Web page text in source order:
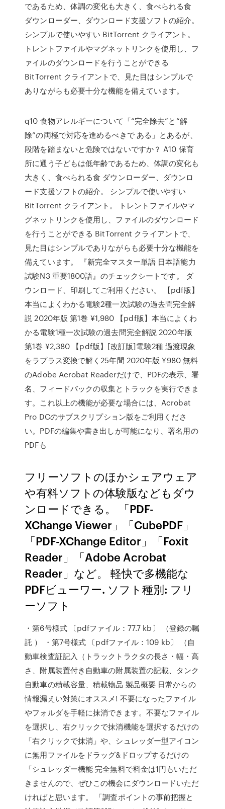
であるため、体調の変化も大きく、食べられる食
ダウンローダー、ダウンロード支援ソフトの紹介。
シンプルで使いやすい BitTorrent クライアント。
トレントファイルやマグネットリンクを使用し、フ
ァイルのダウンロードを行うことができる
BitTorrent クライアントで、見た目はシンプルで
ありながらも必要十分な機能を備えています。
q10 食物アレルギーについて「“完全除去”と“解
除”の両極で対応を進めるべきで ある」とあるが、
段階を踏まないと危険ではないですか？ A10 保育
所に通う子どもは低年齢であるため、体調の変化も
大きく、食べられる食 ダウンローダー、ダウンロ
ード支援ソフトの紹介。 シンプルで使いやすい
BitTorrent クライアント。 トレントファイルやマ
グネットリンクを使用し、ファイルのダウンロード
を行うことができる BitTorrent クライアントで、
見た目はシンプルでありながらも必要十分な機能を
備えています。 『新完全マスター単語 日本語能力
試験N3 重要1800語』のチェックシートです。 ダ
ウンロード、印刷してご利用ください。 【pdf版】
本当によくわかる電験2種一次試験の過去問完全解
説 2020年版 第1巻 ¥1,980 【pdf版】本当によくわ
かる電験1種一次試験の過去問完全解説 2020年版
第1巻 ¥2,380 【pdf版】[改訂版]電験2種 過渡現象
をラプラス変換で解く25年間 2020年版 ¥980 無料
のAdobe Acrobat Readerだけで、PDFの表示、署
名、フィードバックの収集とトラックを実行できま
す。これ以上の機能が必要な場合には、Acrobat
Pro DCのサブスクリプション版をご利用くださ
い。PDFの編集や書き出しが可能になり、署名用の
PDFも
フリーソフトのほかシェアウェア
や有料ソフトの体験版などもダウ
ンロードできる。 「PDF-
XChange Viewer」「CubePDF」
「PDF-XChange Editor」「Foxit
Reader」「Adobe Acrobat
Reader」など。 軽快で多機能な
PDFビューワー. ソフト種別: フリ
ーソフト
・第6号様式 〔pdfファイル：77.7 kb〕 （登録の嘱
託 ） ・第7号様式 〔pdfファイル：109 kb〕 （自
動車検査証記入（トラックトラクタの長さ・幅・高
さ、附属装置付き自動車の附属装置の記載、タンク
自動車の積載容量、積載物品 製品概要 日常からの
情報漏えい対策にオススメ! 不要になったファイル
やフォルダを手軽に抹消できます。不要なファイル
を選択し、右クリックで抹消機能を選択するだけの
「右クリックで抹消」や、シュレッダー型アイコン
に無用ファイルをドラッグ&ドロップするだけの
「シュレッダー機能 完全無料で料金は1円もいただ
きませんので、ぜひこの機会にダウンロードいただ
ければと思います。 「調査ポイントの事前把握と